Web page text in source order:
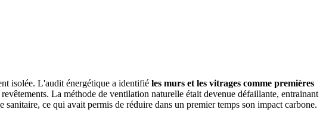
isolée. L'audit énergétique a identifié les murs et les vitrages comme premières
La méthode de ventilation naturelle était devenue défaillante, entrainant
sanitaire, ce qui avait permis de réduire dans un premier temps son impact carbone.